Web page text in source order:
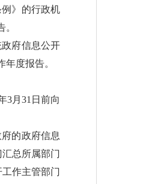
》的行政机
府信息公开
度报告。
3月31日前向
的政府信息
总所属部门
作主管部门